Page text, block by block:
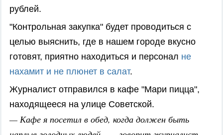
рублей.
"Контрольная закупка" будет проводиться с
целью выяснить, где в нашем городе вкусно
готовят, приятно находиться и персонал не
нахамит и не плюнет в салат.
Журналист отправился в кафе "Мари пицца",
находящееся на улице Советской.
— Кафе я посетил в обед, когда должен быть